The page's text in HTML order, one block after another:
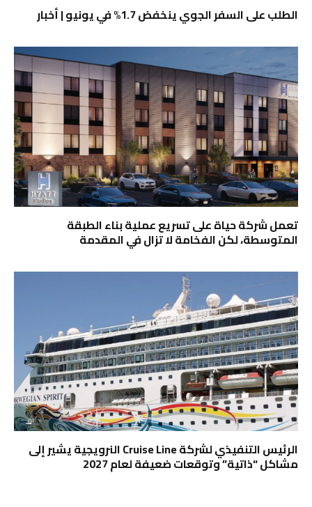
الطلب على السفر الجوي ينخفض ​​1.7% في يونيو | أخبار
تعمل شركة حياة على تسريع عملية بناء الطبقة
المتوسطة، لكن الفخامة لا تزال في المقدمة
الرئيس التنفيذي لشركة Cruise Line النرويجية يشير إلى
مشاكل “ذاتية” وتوقعات ضعيفة لعام 2027